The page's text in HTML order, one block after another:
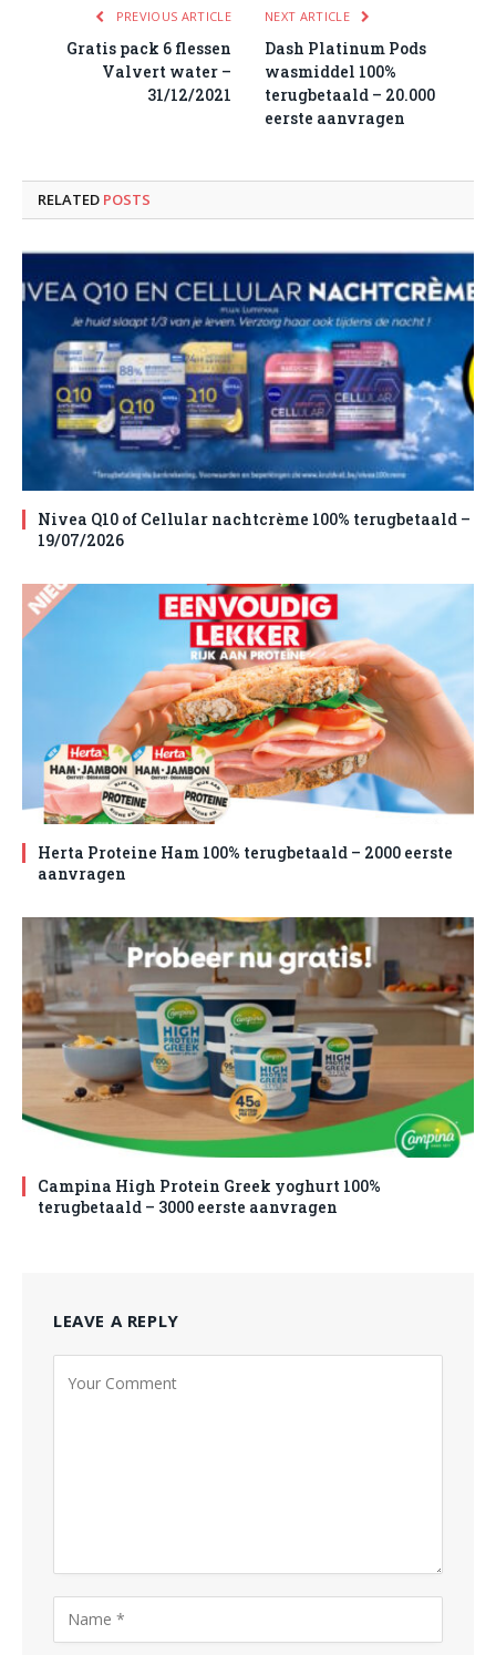
PREVIOUS ARTICLE
Gratis pack 6 flessen
Valvert water –
31/12/2021
NEXT ARTICLE
Dash Platinum Pods
wasmiddel 100%
terugbetaald – 20.000
eerste aanvragen
RELATED POSTS
Nivea Q10 of Cellular nachtcrème 100% terugbetaald –
19/07/2026
Herta Proteine Ham 100% terugbetaald – 2000 eerste
aanvragen
Campina High Protein Greek yoghurt 100%
terugbetaald – 3000 eerste aanvragen
LEAVE A REPLY